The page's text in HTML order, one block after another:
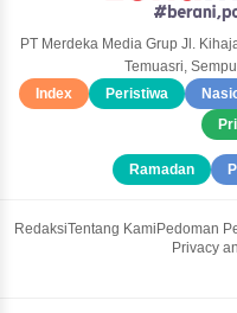
PT Merdeka Media Grup Jl.
Temuasri,
Index
Peristiwa
Ramadan
RedaksiTentang KamiPedoman
Privacy